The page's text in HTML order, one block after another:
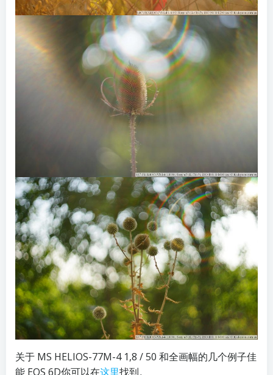
关于 MS HELIOS-77M-4 1,8 / 50 和全画幅的几个例子佳
能 EOS 6D你可以在这里找到。